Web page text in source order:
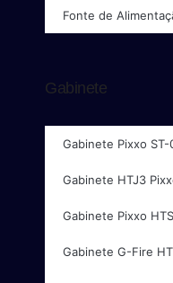
Fonte de
Gabinete
Gabinete Pixxo ST-
Gabinete HTJ3
Gabinete Pixxo
Gabinete G-Fire